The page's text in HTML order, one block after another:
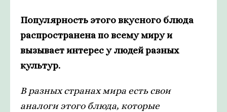
Популярность этого вкусного блюда
распространена по всему миру и
вызывает интерес у людей разных
культур.
В разных странах мира есть свои
аналоги этого блюда, которые